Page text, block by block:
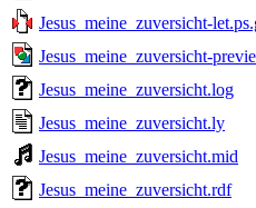
Jesus_meine_zuversicht-
Jesus_meine_zuversicht-
Jesus_meine_zuversicht.log
Jesus_meine_zuversicht.ly
Jesus_meine_zuversicht.mid
Jesus_meine_zuversicht.rdf